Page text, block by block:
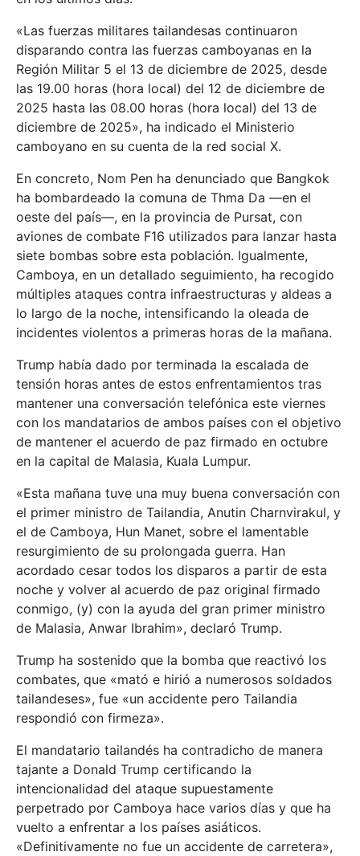
«Las fuerzas militares tailandesas continuaron
disparando contra las fuerzas camboyanas en la
Región Militar 5 el 13 de diciembre de 2025, desde
las 19.00 horas (hora local) del 12 de diciembre de
2025 hasta las 08.00 horas (hora local) del 13 de
diciembre de 2025», ha indicado el Ministerio
camboyano en su cuenta de la red social X.
En concreto, Nom Pen ha denunciado que Bangkok
ha bombardeado la comuna de Thma Da —en el
oeste del país—, en la provincia de Pursat, con
aviones de combate F16 utilizados para lanzar hasta
siete bombas sobre esta población. Igualmente,
Camboya, en un detallado seguimiento, ha recogido
múltiples ataques contra infraestructuras y aldeas a
lo largo de la noche, intensificando la oleada de
incidentes violentos a primeras horas de la mañana.
Trump había dado por terminada la escalada de
tensión horas antes de estos enfrentamientos tras
mantener una conversación telefónica este viernes
con los mandatarios de ambos países con el objetivo
de mantener el acuerdo de paz firmado en octubre
en la capital de Malasia, Kuala Lumpur.
«Esta mañana tuve una muy buena conversación con
el primer ministro de Tailandia, Anutin Charnvirakul, y
el de Camboya, Hun Manet, sobre el lamentable
resurgimiento de su prolongada guerra. Han
acordado cesar todos los disparos a partir de esta
noche y volver al acuerdo de paz original firmado
conmigo, (y) con la ayuda del gran primer ministro
de Malasia, Anwar Ibrahim», declaró Trump.
Trump ha sostenido que la bomba que reactivó los
combates, que «mató e hirió a numerosos soldados
tailandeses», fue «un accidente pero Tailandia
respondió con firmeza».
El mandatario tailandés ha contradicho de manera
tajante a Donald Trump certificando la
intencionalidad del ataque supuestamente
perpetrado por Camboya hace varios días y que ha
vuelto a enfrentar a los países asiáticos.
«Definitivamente no fue un accidente de carretera»,